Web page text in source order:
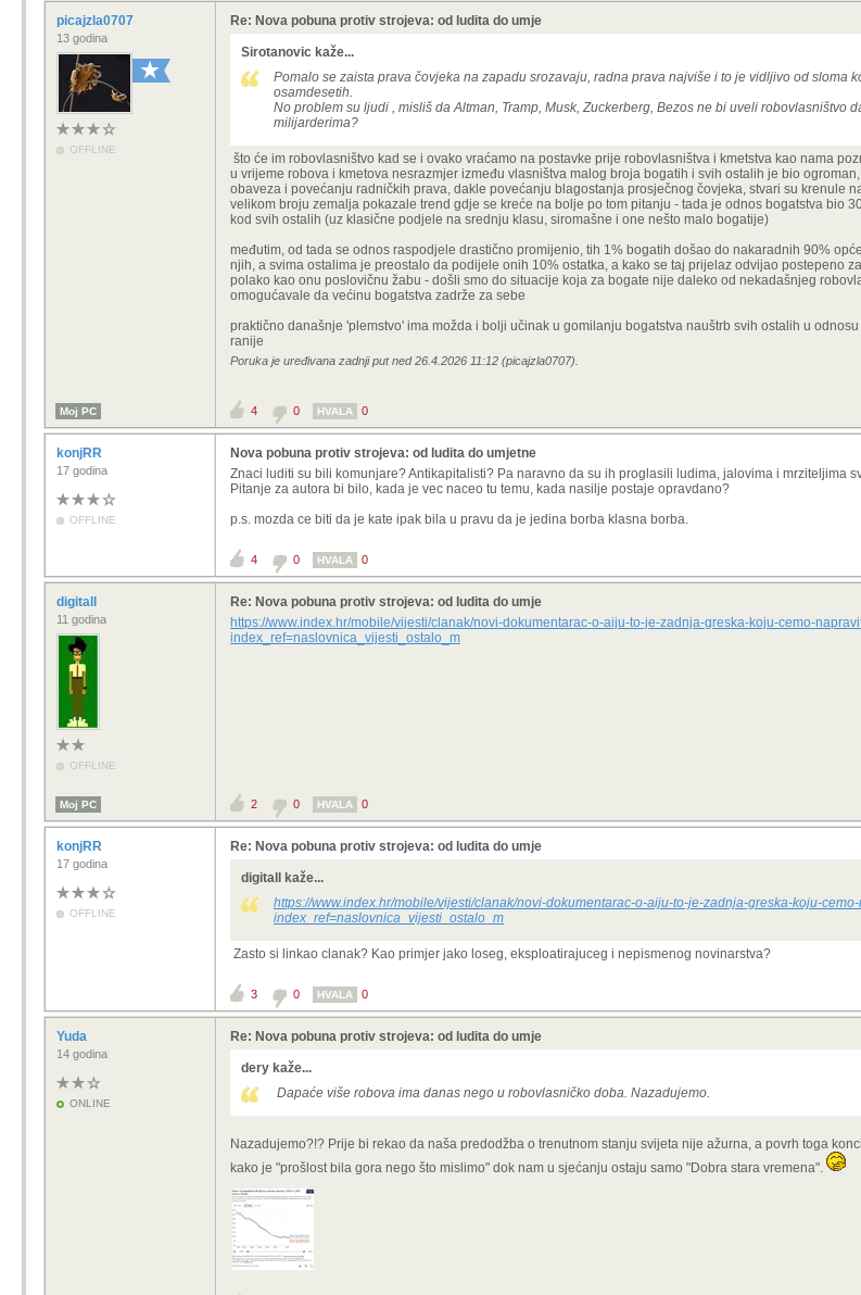
picajzla0707
13 godina
OFFLINE
Re: Nova pobuna protiv strojeva: od ludita do umje
Sirotanovic kaže...
Pomalo se zaista prava čovjeka na zapadu srozavaju, radna prava najviše i to je vidljivo od sloma
osamdesetih.
No problem su ljudi , misliš da Altman, Tramp, Musk, Zuckerberg, Bezos ne bi uveli robovlasništvo
milijarderima?
što će im robovlasništvo kad se i ovako vraćamo na postavke prije robovlasništva i kmetstva kao nama
u vrijeme robova i kmetova nesrazmjer između vlasništva malog broja bogatih i svih ostalih je bio
obaveza i povećanju radničkih prava, dakle povećanju blagostanja prosječnog čovjeka, stvari su krenule
velikom broju zemalja pokazale trend gdje se kreće na bolje po tom pitanju - tada je odnos bogatstva bio
kod svih ostalih (uz klasične podjele na srednju klasu, siromašne i one nešto malo bogatije)
međutim, od tada se odnos raspodjele drastično promijenio, tih 1% bogatih došao do nakaradnih 90%
njih, a svima ostalima je preostalo da podijele onih 10% ostatka, a kako se taj prijelaz odvijao postepeno
polako kao onu poslovičnu žabu - došli smo do situacije koja za bogate nije daleko od nekadašnjeg
omogućavale da većinu bogatstva zadrže za sebe
praktično današnje 'plemstvo' ima možda i bolji učinak u gomilanju bogatstva nauštrb svih ostalih u
ranije
Poruka je uređivana zadnji put ned 26.4.2026 11:12 (picajzla0707).
Moj PC 4 0 HVALA 0
konjRR
17 godina
OFFLINE
Nova pobuna protiv strojeva: od ludita do umjetne
Znaci luditi su bili komunjare? Antikapitalisti? Pa naravno da su ih proglasili ludima, jalovima i mrziteljima
Pitanje za autora bi bilo, kada je vec naceo tu temu, kada nasilje postaje opravdano?
p.s. mozda ce biti da je kate ipak bila u pravu da je jedina borba klasna borba.
4 0 HVALA 0
digitall
11 godina
OFFLINE
Re: Nova pobuna protiv strojeva: od ludita do umje
https://www.index.hr/mobile/vijesti/clanak/novi-dokumentarac-o-aiju-to-je-zadnja-greska-koju-cemo-
index_ref=naslovnica_vijesti_ostalo_m
Moj PC 2 0 HVALA 0
konjRR
17 godina
OFFLINE
Re: Nova pobuna protiv strojeva: od ludita do umje
digitall kaže...
https://www.index.hr/mobile/vijesti/clanak/novi-dokumentarac-o-aiju-to-je-zadnja-greska-koju-
index_ref=naslovnica_vijesti_ostalo_m
Zasto si linkao clanak? Kao primjer jako loseg, eksploatirajuceg i nepismenog novinarstva?
3 0 HVALA 0
Yuda
14 godina
ONLINE
Re: Nova pobuna protiv strojeva: od ludita do umje
dery kaže...
Dapaće više robova ima danas nego u robovlasničko doba. Nazadujemo.
Nazadujemo?!? Prije bi rekao da naša predodžba o trenutnom stanju svijeta nije ažurna, a povrh toga
kako je "prošlost bila gora nego što mislimo" dok nam u sjećanju ostaju samo "Dobra stara vremena".